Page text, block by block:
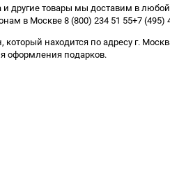
другие товары мы доставим в
в Москве 8 (800) 234 51 55+7 (495)
находится по адресу г.
оформления подарков.